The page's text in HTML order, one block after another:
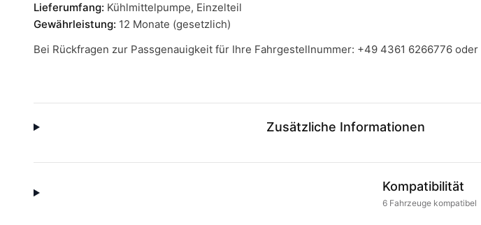
Lieferumfang: Kühlmittelpumpe, Einzelteil
Gewährleistung: 12 Monate (gesetzlich)
Bei Rückfragen zur Passgenauigkeit für Ihre Fahrgestellnummer: +49 4361 6266776 oder
Zusätzliche Informationen
Kompatibilität
6 Fahrzeugekompatibel